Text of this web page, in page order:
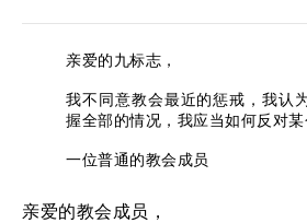
亲爱的九标志，
我不同意教会最近的惩戒，我认
握全部的情况，我应当如何反对某
一位普通的教会成员
亲爱的教会成员，